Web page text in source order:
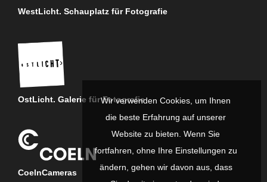
WestLicht. Schauplatz für Fotografie
OstLicht. Galerie für Fotografie
CoelnCameras
Wir verwenden Cookies, um Ihnen
die beste Erfahrung auf unserer
Website zu bieten. Wenn Sie
fortfahren, ohne Ihre Einstellungen zu
ändern, gehen wir davon aus, dass